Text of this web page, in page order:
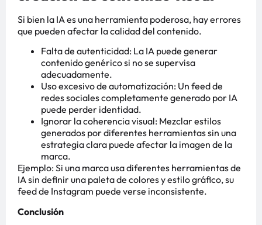
Si bien la IA es una herramienta poderosa, hay errores
que pueden afectar la calidad del contenido.
Falta de autenticidad: La IA puede generar
contenido genérico si no se supervisa
adecuadamente.
Uso excesivo de automatización: Un feed de
redes sociales completamente generado por IA
puede perder identidad.
Ignorar la coherencia visual: Mezclar estilos
generados por diferentes herramientas sin una
estrategia clara puede afectar la imagen de la
marca.
Ejemplo: Si una marca usa diferentes herramientas de
IA sin definir una paleta de colores y estilo gráfico, su
feed de Instagram puede verse inconsistente.
Conclusión